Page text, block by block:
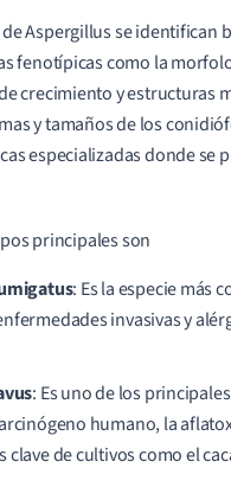
de Aspergillus se identifican
fenotípicas como la
crecimiento y estructuras
y tamaños de los
especializadas donde se
principales son
: Es la especie más
invasivas y
: Es uno de los
humano, la
clave de cultivos como el